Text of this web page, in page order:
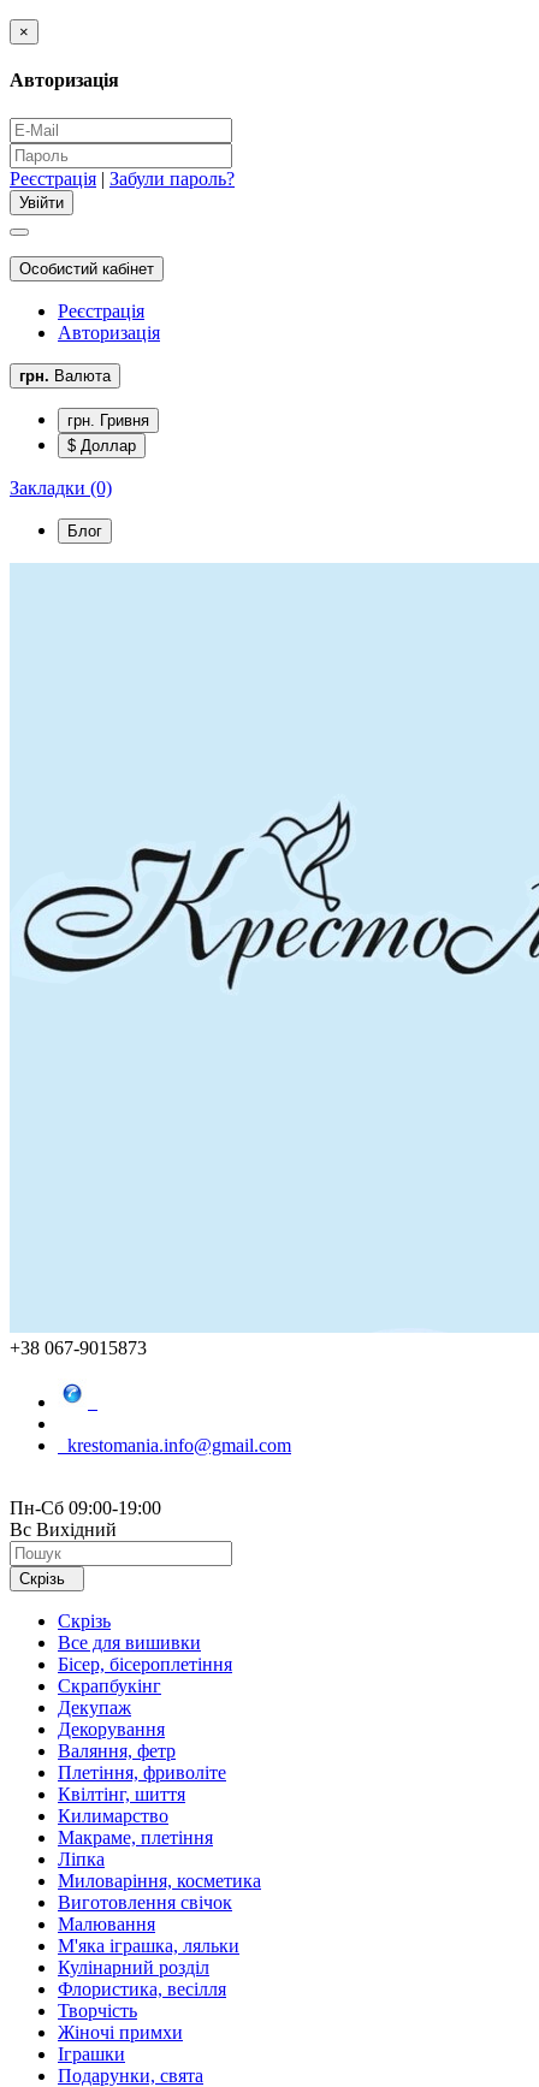
×
Авторизація
Реєстрація | Забули пароль?
Особистий кабінет
Реєстрація
Авторизація
грн. Валюта
грн. Гривня
$ Доллар
Закладки (0)
Блог
+38 067-9015873
krestomania.info@gmail.com
Пн-Сб 09:00-19:00
Вс Вихідний
Скрізь
Скрізь
Все для вишивки
Бісер, бісероплетіння
Скрапбукінг
Декупаж
Декорування
Валяння, фетр
Плетіння, фриволіте
Квілтінг, шиття
Килимарство
Макраме, плетіння
Ліпка
Миловаріння, косметика
Виготовлення свічок
Малювання
М'яка іграшка, ляльки
Кулінарний розділ
Флористика, весілля
Творчість
Жіночі примхи
Іграшки
Подарунки, свята